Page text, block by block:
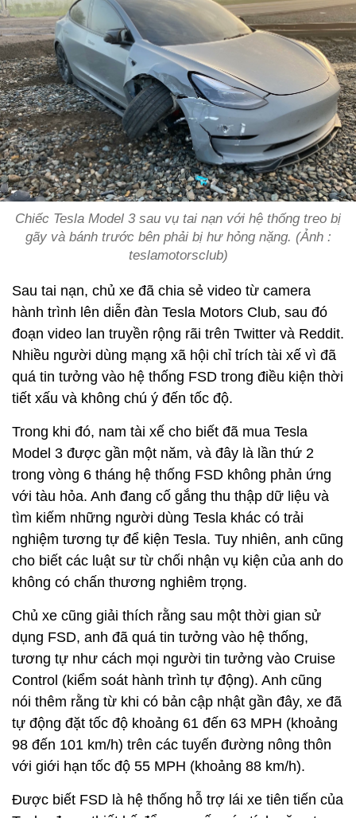
Chiếc Tesla Model 3 sau vụ tai nạn với hệ thống treo bị
gãy và bánh trước bên phải bị hư hỏng nặng. (Ảnh :
teslamotorsclub)
Sau tai nạn, chủ xe đã chia sẻ video từ camera
hành trình lên diễn đàn Tesla Motors Club, sau đó
đoạn video lan truyền rộng rãi trên Twitter và Reddit.
Nhiều người dùng mạng xã hội chỉ trích tài xế vì đã
quá tin tưởng vào hệ thống FSD trong điều kiện thời
tiết xấu và không chú ý đến tốc độ.
Trong khi đó, nam tài xế cho biết đã mua Tesla
Model 3 được gần một năm, và đây là lần thứ 2
trong vòng 6 tháng hệ thống FSD không phản ứng
với tàu hỏa. Anh đang cố gắng thu thập dữ liệu và
tìm kiếm những người dùng Tesla khác có trải
nghiệm tương tự để kiện Tesla. Tuy nhiên, anh cũng
cho biết các luật sư từ chối nhận vụ kiện của anh do
không có chấn thương nghiêm trọng.
Chủ xe cũng giải thích rằng sau một thời gian sử
dụng FSD, anh đã quá tin tưởng vào hệ thống,
tương tự như cách mọi người tin tưởng vào Cruise
Control (kiểm soát hành trình tự động). Anh cũng
nói thêm rằng từ khi có bản cập nhật gần đây, xe đã
tự động đặt tốc độ khoảng 61 đến 63 MPH (khoảng
98 đến 101 km/h) trên các tuyến đường nông thôn
với giới hạn tốc độ 55 MPH (khoảng 88 km/h).
Được biết FSD là hệ thống hỗ trợ lái xe tiên tiến của